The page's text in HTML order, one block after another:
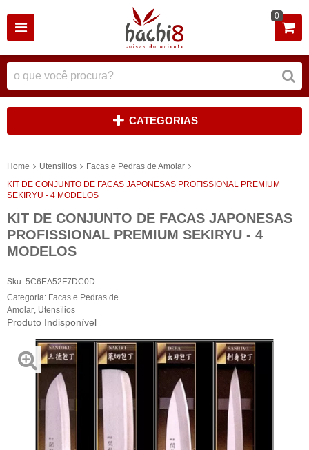
0
CATEGORIAS
Home Utensílios
Facas e Pedras de Amolar
KIT DE CONJUNTO DE FACAS JAPONESAS PROFISSIONAL PREMIUM
SEKIRYU - 4 MODELOS
KIT DE CONJUNTO DE FACAS JAPONESAS
PROFISSIONAL PREMIUM SEKIRYU - 4
MODELOS
Sku: 5C6EA52F7DC0D
Categoria: Facas e Pedras de
Amolar Utensílios
Produto Indisponível